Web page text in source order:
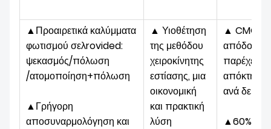
▲Προαιρετικά καλύμματα
φωτισμού σελrovided:
ψεκασμός/πόλωση
/ατομοποίηση+πόλωση
▲Γρήγορη
αποσυναρμολόγηση και
▲ Υιοθέτηση
της μεθόδου
χειροκίνητης
εστίασης, μια
οικονομική
και πρακτική
λύση
▲ CMOS
παρέχει
ανά
▲60%